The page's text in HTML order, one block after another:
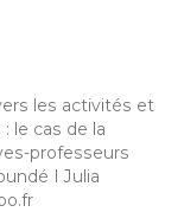
les activités et
le cas de la
professeurs
I Julia